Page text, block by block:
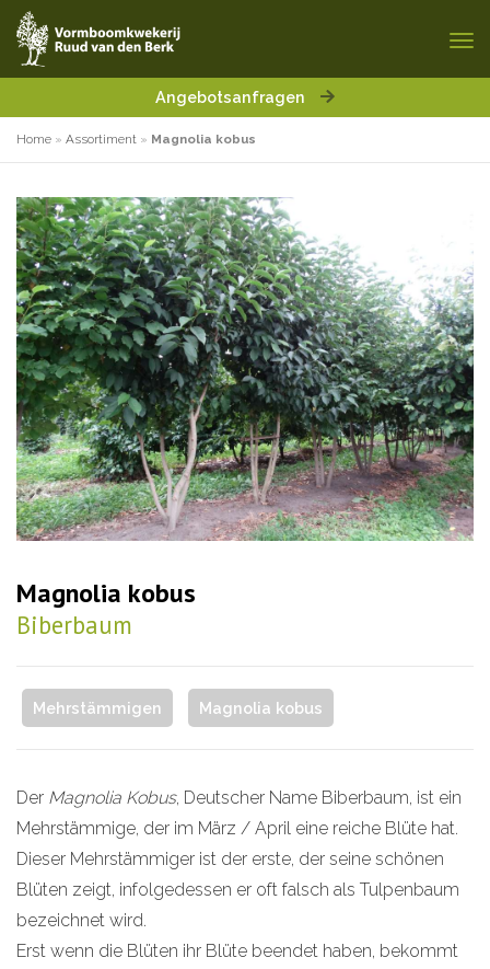
Angebotsanfragen
Home » Assortiment » Magnolia kobus
Magnolia kobus
Biberbaum
Mehrstämmigen Magnolia kobus
Der Magnolia Kobus, Deutscher Name Biberbaum, ist ein
Mehrstämmige, der im März / April eine reiche Blüte hat.
Dieser Mehrstämmiger ist der erste, der seine schönen
Blüten zeigt, infolgedessen er oft falsch als Tulpenbaum
bezeichnet wird.
Erst wenn die Blüten ihr Blüte beendet haben, bekommt